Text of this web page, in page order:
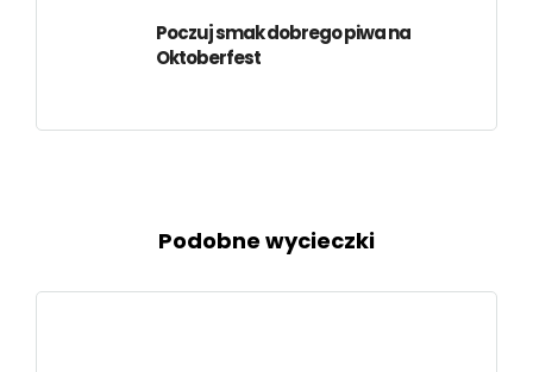
Poczuj smak dobrego piwa na
Oktoberfest
Podobne wycieczki